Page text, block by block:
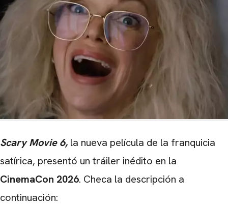
Scary Movie 6, la nueva película de la franquicia
satírica, presentó un tráiler inédito en la
CinemaCon 2026. Checa la descripción a
continuación: